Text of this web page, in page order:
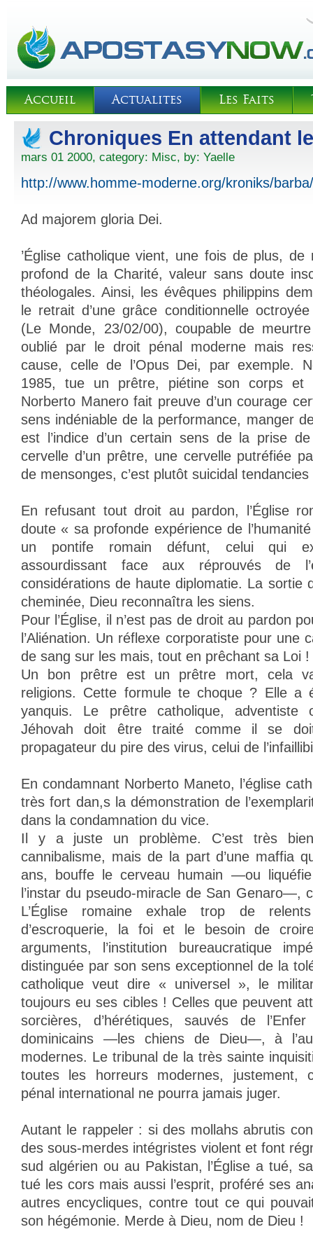
Accueil Actualites Les Faits
Chroniques En attendant
mars 01 2000, category: Misc, by: Yaelle
http://www.homme-moderne.org/kroniks/
Ad majorem gloria Dei.
’Église catholique vient, une fois de plus, de
profond de la Charité, valeur sans doute
théologales. Ainsi, les évêques philippins
le retrait d’une grâce conditionnelle
(Le Monde, 23/02/00), coupable de
oublié par le droit pénal moderne mais
cause, celle de l’Opus Dei, par exemple.
1985, tue un prêtre, piétine son corps et
Norberto Manero fait preuve d’un courage
sens indéniable de la performance, manger
est l’indice d’un certain sens de la prise
cervelle d’un prêtre, une cervelle putréfiée
de mensonges, c’est plutôt suicidal tendancies
En refusant tout droit au pardon, l’Église
doute « sa profonde expérience de
un pontife romain défunt, celui qui
assourdissant face aux réprouvés de
considérations de haute diplomatie. La sortie
cheminée, Dieu reconnaîtra les siens.
Pour l’Église, il n’est pas de droit au pardon
l’Aliénation. Un réflexe corporatiste pour une
de sang sur les mais, tout en prêchant sa Loi !
Un bon prêtre est un prêtre mort, cela
religions. Cette formule te choque ? Elle a
yanquis. Le prêtre catholique,
Jéhovah doit être traité comme il se
propagateur du pire des virus, celui de
En condamnant Norberto Maneto, l’église
très fort dan,s la démonstration de
dans la condamnation du vice.
Il y a juste un problème. C’est très
cannibalisme, mais de la part d’une maffia
ans, bouffe le cerveau humain —ou
l’instar du pseudo-miracle de San Genaro—,
L’Église romaine exhale trop de
d’escroquerie, la foi et le besoin de
arguments, l’institution bureaucratique
distinguée par son sens exceptionnel de la
catholique veut dire « universel », le
toujours eu ses cibles ! Celles que peuvent
sorcières, d’hérétiques, sauvés de
dominicains —les chiens de Dieu—, à
modernes. Le tribunal de la très sainte
toutes les horreurs modernes, justement,
pénal international ne pourra jamais juger.
Autant le rappeler : si des mollahs abrutis
des sous-merdes intégristes violent et font
sud algérien ou au Pakistan, l’Église a tué,
tué les cors mais aussi l’esprit, proféré ses
autres encycliques, contre tout ce qui
son hégémonie. Merde à Dieu, nom de Dieu !